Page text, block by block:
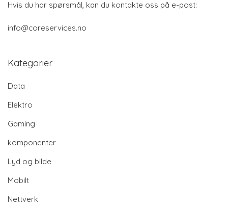
Hvis du har spørsmål, kan du kontakte oss på e-post:
info@coreservices.no
Kategorier
Data
Elektro
Gaming
komponenter
Lyd og bilde
Mobilt
Nettverk